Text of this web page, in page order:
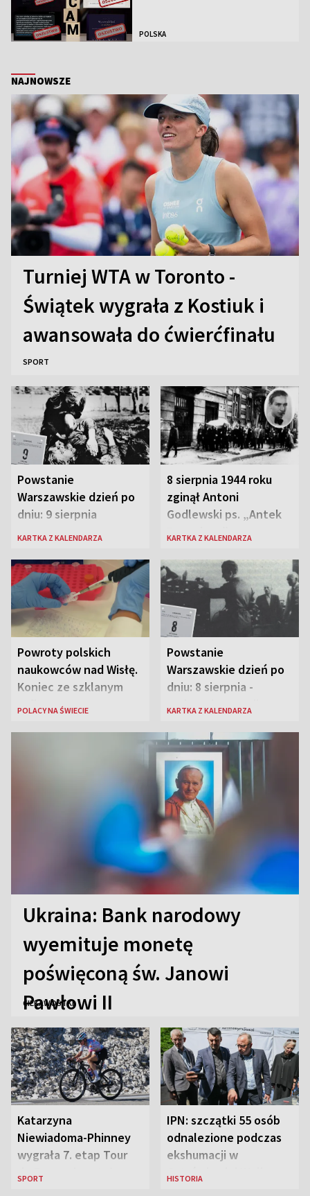
POLSKA
NAJNOWSZE
Turniej WTA w Toronto -
Świątek wygrała z Kostiuk i
awansowała do ćwierćfinału
SPORT
Powstanie
Warszawskie dzień po
dniu: 9 sierpnia
KARTKA Z KALENDARZA
8 sierpnia 1944 roku
zginął Antoni
Godlewski ps. „Antek
Rozpylacz”
KARTKA Z KALENDARZA
Powroty polskich
naukowców nad Wisłę.
Koniec ze szklanym
sufitem
POLACY NA ŚWIECIE
Powstanie
Warszawskie dzień po
dniu: 8 sierpnia -
rozbrzmiewa radio
„Antka Rozpylacza”
KARTKA Z KALENDARZA
Ukraina: Bank narodowy
wyemituje monetę
poświęconą św. Janowi
Pawłowi II
CIEKAWOSTKI
Katarzyna
Niewiadoma-Phinney
wygrała 7. etap Tour
de France i została
SPORT
IPN: szczątki 55 osób
odnalezione podczas
ekshumacji w
Ostrówkach i Woli
HISTORIA